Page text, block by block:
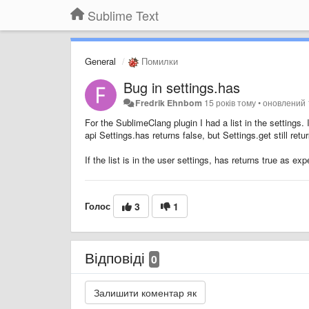
Sublime Text
General Помилки
Bug in settings.has
Fredrik Ehnbom 15 років тому•оновлений
For the SublimeClang plugin I had a list in the
api Settings.has returns false, but Settings.get still
If the list is in the user settings, has returns true as
Голос 3 1
Відповіді 0